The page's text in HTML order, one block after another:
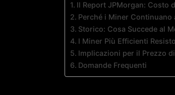
Il Report JPMorgan: Costo
Perché i Miner Continuano
Storico: Cosa Succede al
I Miner Più Efficienti
Implicazioni per il Prezzo
Domande Frequenti